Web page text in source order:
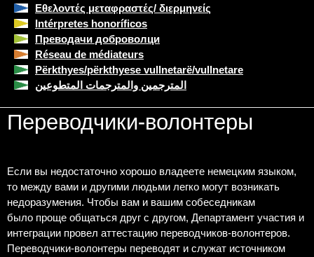
Εθελοντές μεταφραστές/ διερμηνείς
Intérpretes honoríficos
Преводачи доброволци
Réseau de médiateurs
Përkthyes/përkthyese vullnetarë/vullnetare
المترجمين والمترجمات المتطوعين
Переводчики-волонтеры
Если вы недостаточно хорошо владеете немецким языком,
то между вами и другими людьми легко могут возникать
недоразумения. Чтобы вам и вашим собеседникам
было проще общаться друг с другом, Департамент участия и
интеграции провел аттестацию переводчиков-волонтеров.
Переводчики-волонтеры переводят и служат источником